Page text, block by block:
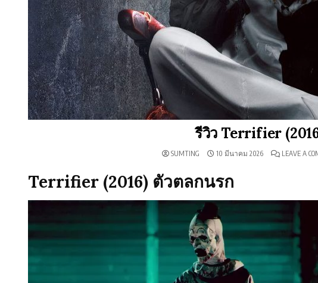
รีวิว Terrifier
SUMTING 10 มีนาคม 2026 LEAVE A
Terrifier (2016) ตัวตลกนรก